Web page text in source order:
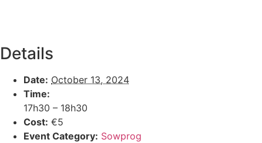
Details
Date: October 13, 2024
Time:
17h30 – 18h30
Cost: €5
Event Category: Sowprog